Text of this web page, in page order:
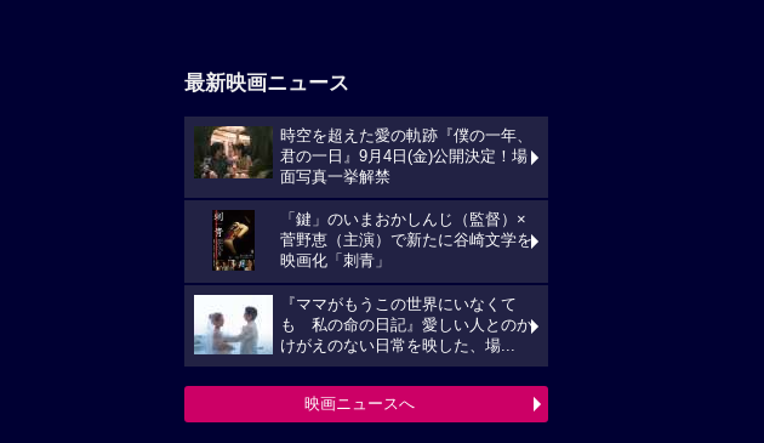
最新映画ニュース
時空を超えた愛の軌跡『僕の一年、
君の一日』9月4日(金)公開決定！場
面写真一挙解禁
「鍵」のいまおかしんじ（監督）×
菅野恵（主演）で新たに谷崎文学を
映画化「刺青」
『ママがもうこの世界にいなくて
も 私の命の日記』愛しい人とのか
けがえのない日常を映した、場...
映画ニュースへ